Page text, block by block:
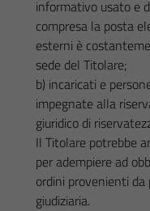
informativo usato e
compresa la posta
esterni è
sede del Titolare;
b) incaricati e
impegnate alla
giuridico di
Il Titolare potrebbe
per adempiere ad
ordini provenienti
giudiziaria.